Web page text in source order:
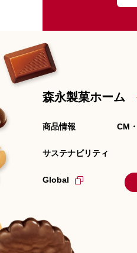
森永製菓ホーム
商品情報 CM
サステナビリティ
Global